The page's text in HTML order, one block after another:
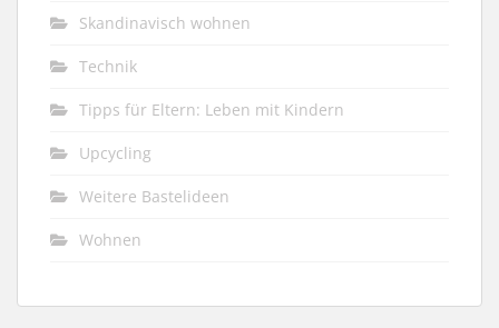
Skandinavisch wohnen
Technik
Tipps für Eltern: Leben mit Kindern
Upcycling
Weitere Bastelideen
Wohnen